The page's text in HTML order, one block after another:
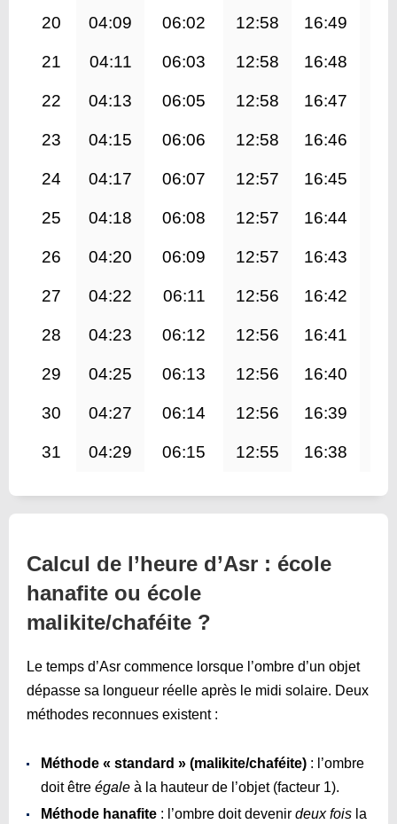
20 04:09 06:02 12:58 16:49
21 04:11 06:03 12:58 16:48
22 04:13 06:05 12:58 16:47
23 04:15 06:06 12:58 16:46
24 04:17 06:07 12:57 16:45
25 04:18 06:08 12:57 16:44
26 04:20 06:09 12:57 16:43
27 04:22 06:11 12:56 16:42
28 04:23 06:12 12:56 16:41
29 04:25 06:13 12:56 16:40
30 04:27 06:14 12:56 16:39
31 04:29 06:15 12:55 16:38
Calcul de l’heure d’Asr : école
hanafite ou école
malikite/chaféite ?
Le temps d’Asr commence lorsque l’ombre d’un objet
dépasse sa longueur réelle après le midi solaire. Deux
méthodes reconnues existent :
Méthode « standard » (malikite/chaféite) : l’ombre
doit être égale à la hauteur de l’objet (facteur 1).
Méthode hanafite : l’ombre doit devenir deux fois la